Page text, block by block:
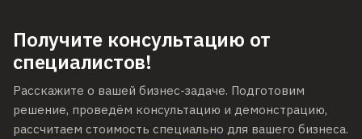
Получите консультацию от
специалистов!
Расскажите о вашей бизнес-задаче. Подготовим
решение, проведём консультацию и демонстрацию,
рассчитаем стоимость специально для вашего бизнеса.